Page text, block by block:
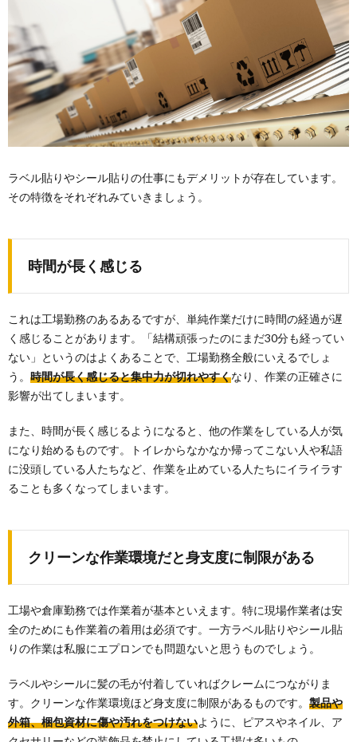
ラベル貼りやシール貼りの仕事にもデメリットが存在しています。
その特徴をそれぞれみていきましょう。
時間が長く感じる
これは工場勤務のあるあるですが、単純作業だけに時間の経過が遅
く感じることがあります。「結構頑張ったのにまだ30分も経ってい
ない」というのはよくあることで、工場勤務全般にいえるでしょ
う。 時間が長く感じると集中力が切れやすくなり、作業の正確さに
影響が出てしまいます。
また、時間が長く感じるようになると、他の作業をしている人が気
になり始めるものです。トイレからなかなか帰ってこない人や私語
に没頭している人たちなど、作業を止めている人たちにイライラす
ることも多くなってしまいます。
クリーンな作業環境だと身支度に制限がある
工場や倉庫勤務では作業着が基本といえます。特に現場作業者は安
全のためにも作業着の着用は必須です。一方ラベル貼りやシール貼
りの作業は私服にエプロンでも問題ないと思うものでしょう。
ラベルやシールに髪の毛が付着していればクレームにつながりま
す。クリーンな作業環境ほど身支度に制限があるものです。 製品や
外箱、梱包資材に傷や汚れをつけないように、ピアスやネイル、ア